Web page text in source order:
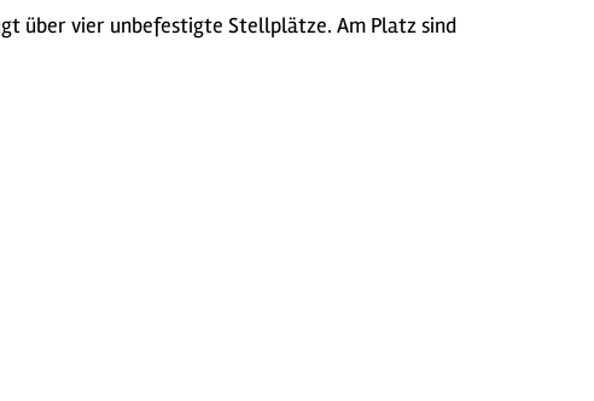
über vier unbefestigte Stellplätze. Am Platz sind